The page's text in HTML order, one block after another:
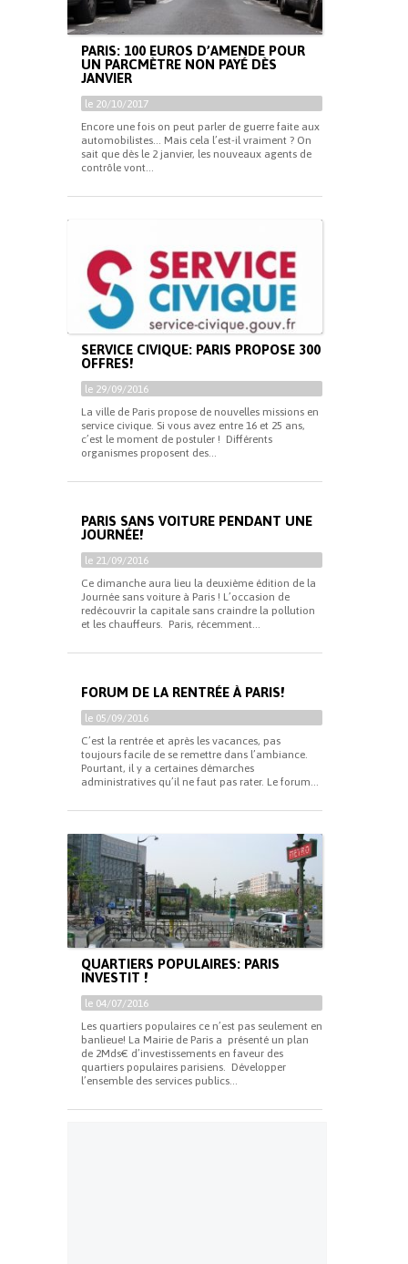
PARIS: 100 EUROS D’AMENDE POUR
UN PARCMÈTRE NON PAYÉ DÈS
JANVIER
le 20/10/2017
Encore une fois on peut parler de guerre faite aux
automobilistes… Mais cela l’est-il vraiment ? On
sait que dès le 2 janvier, les nouveaux agents de
contrôle vont...
SERVICE CIVIQUE: PARIS PROPOSE 300
OFFRES!
le 29/09/2016
La ville de Paris propose de nouvelles missions en
service civique. Si vous avez entre 16 et 25 ans,
c’est le moment de postuler ! Différents
organismes proposent des...
PARIS SANS VOITURE PENDANT UNE
JOURNÉE!
le 21/09/2016
Ce dimanche aura lieu la deuxième édition de la
Journée sans voiture à Paris ! L’occasion de
redécouvrir la capitale sans craindre la pollution
et les chauffeurs. Paris, récemment...
FORUM DE LA RENTRÉE À PARIS!
le 05/09/2016
C’est la rentrée et après les vacances, pas
toujours facile de se remettre dans l’ambiance.
Pourtant, il y a certaines démarches
administratives qu’il ne faut pas rater. Le forum...
QUARTIERS POPULAIRES: PARIS
INVESTIT !
le 04/07/2016
Les quartiers populaires ce n’est pas seulement en
banlieue! La Mairie de Paris a présenté un plan
de 2Mds€ d’investissements en faveur des
quartiers populaires parisiens. Développer
l’ensemble des services publics...